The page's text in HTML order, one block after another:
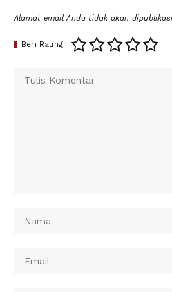
Alamat email Anda tidak akan
Beri Rating